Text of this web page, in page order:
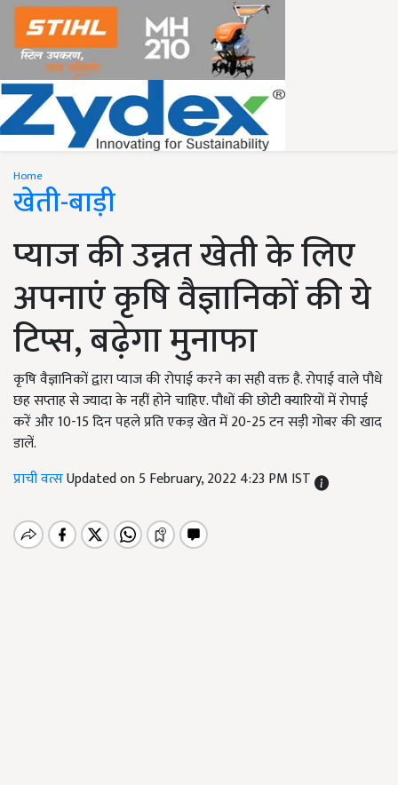
Home
खेती-बाड़ी
प्याज की उन्नत खेती के लिए
अपनाएं कृषि वैज्ञानिकों की ये
टिप्स, बढ़ेगा मुनाफा
कृषि वैज्ञानिकों द्वारा प्याज की रोपाई करने का सही वक्त है. रोपाई वाले पौधे
छह सप्ताह से ज्यादा के नहीं होने चाहिए. पौधों की छोटी क्यारियों में रोपाई
करें और 10-15 दिन पहले प्रति एकड़ खेत में 20-25 टन सड़ी गोबर की खाद
डालें.
प्राची वत्सUpdated on 5 February, 2022 4:23 PM IST